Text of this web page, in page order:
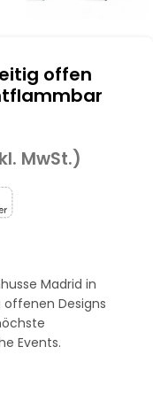
offen
MwSt.)
Madrid in
Designs
Events.